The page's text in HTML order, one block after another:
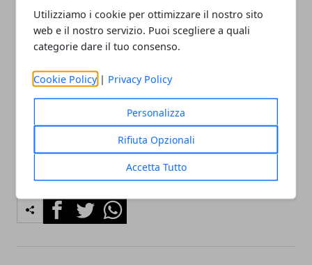
Utilizziamo i cookie per ottimizzare il nostro sito
web e il nostro servizio. Puoi scegliere a quali
categorie dare il tuo consenso.
Cookie Policy | Privacy Policy
Personalizza
Rifiuta Opzionali
Accetta Tutto
community nelle nostre iniziative.
Vuoi contattare la redazione?
Scrivi aredazione@citta365.it
(esempio: Milano - Segnalazione Evento)
Facebook
TwitterWhatsapp